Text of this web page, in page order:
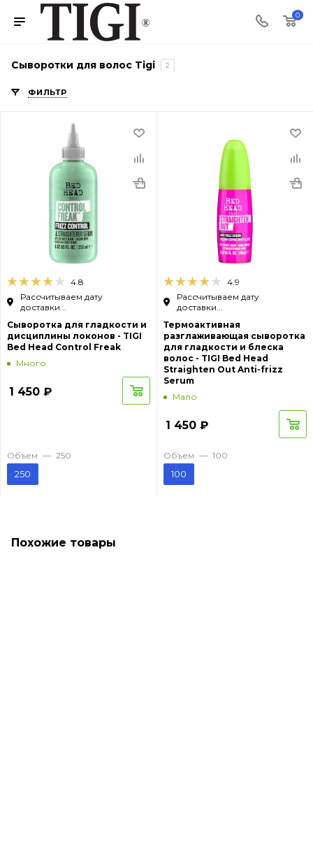
0
Сыворотки для волос Tigi 2
ФИЛЬТР
4.8
Рассчитываем дату
доставки...
Сыворотка для гладкости и
дисциплины локонов - TIGI
Bed Head Control Freak
Много
1 450 ₽
Объем — 250
250
4.9
Рассчитываем дату
доставки...
Термоактивная
разглаживающая сыворотка
для гладкости и блеска
волос - TIGI Bed Head
Straighten Out Anti-frizz
Serum
Мало
1 450 ₽
Объем — 100
100
Похожие товары